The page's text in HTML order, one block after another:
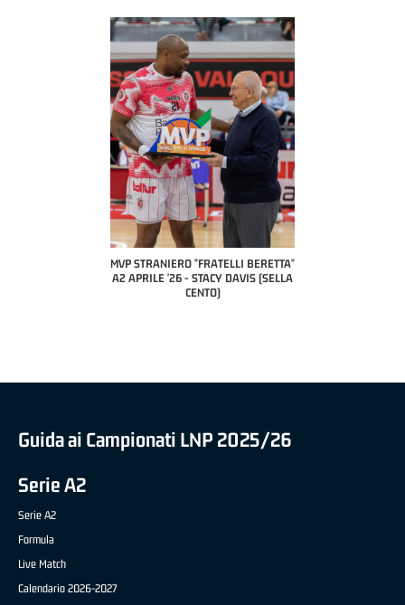
MVP "FRATELLI BERETTA" SAMUEL
DILAS B NAZIONALE APRILE '26 -
MARCO RESTELLI (TAV TREVIGLIO
Guida ai Campionati LNP 2025/26
Serie A2
Serie A2
Formula
Live Match
Calendario 2026-2027